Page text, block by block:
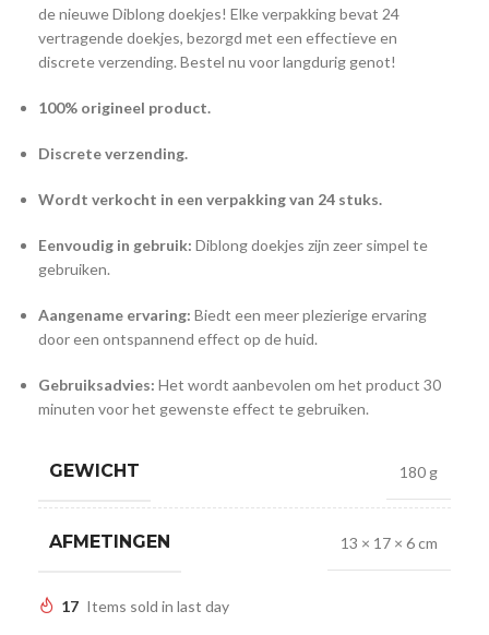
de nieuwe Diblong doekjes! Elke verpakking bevat 24
vertragende doekjes, bezorgd met een effectieve en
discrete verzending. Bestel nu voor langdurig genot!
100% origineel product.
Discrete verzending.
Wordt verkocht in een verpakking van 24 stuks.
Eenvoudig in gebruik: Diblong doekjes zijn zeer simpel te
gebruiken.
Aangename ervaring: Biedt een meer plezierige ervaring
door een ontspannend effect op de huid.
Gebruiksadvies: Het wordt aanbevolen om het product 30
minuten voor het gewenste effect te gebruiken.
GEWICHT 180 g
AFMETINGEN 13 × 17 × 6 cm
17 Items sold in last day